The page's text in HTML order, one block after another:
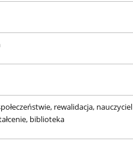
rewalidacja, nauczyciel
biblioteka